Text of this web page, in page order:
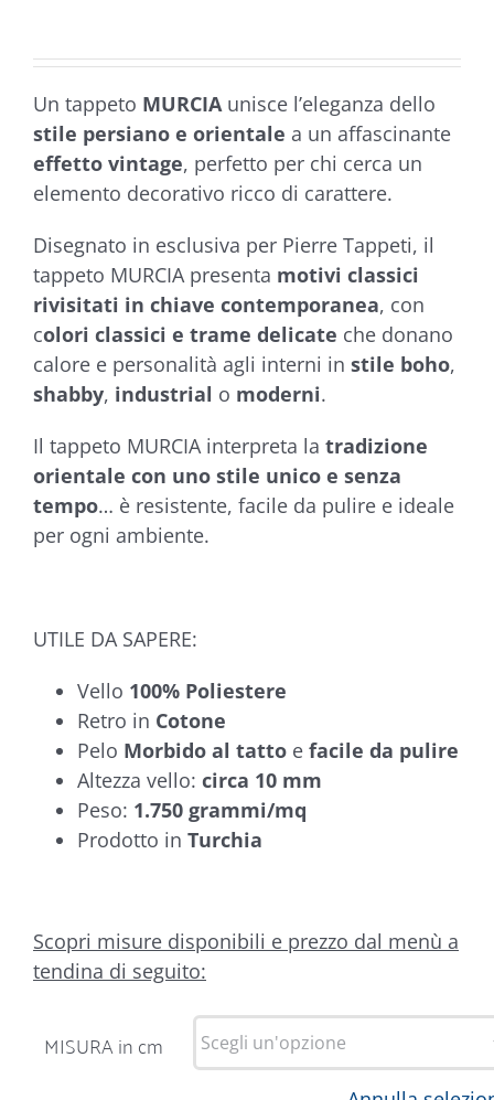
€215,90
Un tappeto MURCIAunisce l’eleganza dello
stile persiano e orientale a un affascinante
effetto vintage, perfetto per chi cerca un
elemento decorativo ricco di carattere.
Disegnato in esclusiva per Pierre Tappeti, il
tappeto MURCIA presenta motivi classici
rivisitati in chiave contemporanea, con
colori classici e trame delicate che donano
calore e personalità agli interni in stile boho,
shabby, industrial o moderni.
Il tappeto MURCIA interpreta la tradizione
orientale con uno stile unico e senza
tempo… è resistente, facile da pulire e ideale
per ogni ambiente.
UTILE DA SAPERE:
Vello 100% Poliestere
Retro in Cotone
Pelo Morbido al tatto e facile da pulire
Altezza vello: circa 10 mm
Peso: 1.750 grammi/mq
Prodotto in Turchia
Scopri misure disponibili e prezzo dal menù a
tendina di seguito:
MISURA in cm